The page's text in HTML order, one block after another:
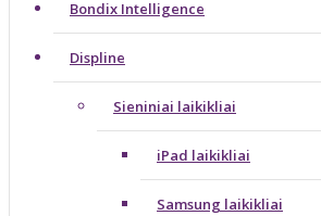
Bondix Intelligence
Displine
Sieniniai laikikliai
iPad laikikliai
Samsung laikikliai